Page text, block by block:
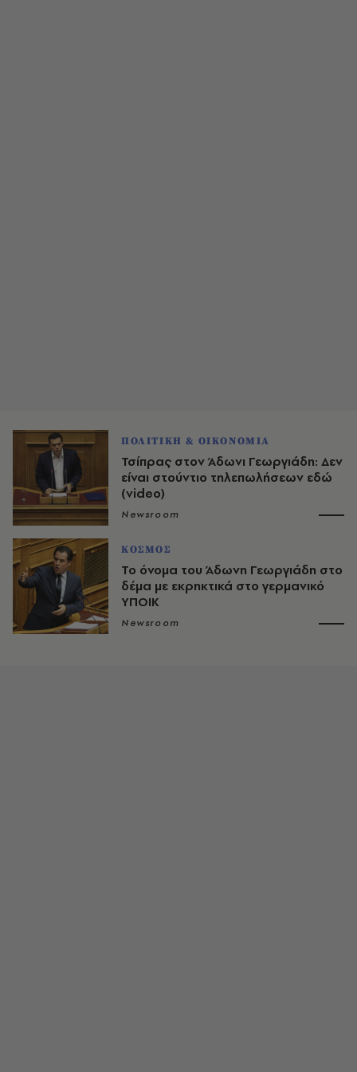
ΠΟΛΙΤΙΚΗ & ΟΙΚΟΝΟΜΙΑ
Τσίπρας στον Άδωνι Γεωργιάδη: Δεν
είναι στούντιο τηλεπωλήσεων εδώ
(video)
Newsroom
ΚΟΣΜΟΣ
Το όνομα του Άδωνη Γεωργιάδη στο
δέμα με εκρηκτικά στο γερμανικό
ΥΠΟΙΚ
Newsroom